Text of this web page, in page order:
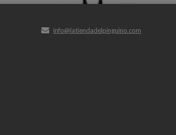
info@latiendadelpinguino.com